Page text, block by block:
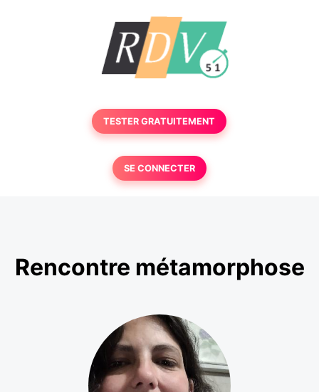
TESTER GRATUITEMENT
SE CONNECTER
Rencontre métamorphose